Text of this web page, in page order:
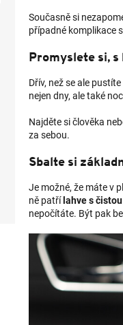
Současně si
případné komplikace
Promyslete si,
Dřív, než se ale
nejen dny, ale také
Najděte si člověka
za sebou.
Sbalte si
Je možné, že máte v
ně patřílahve s
nepočítáte. Být pak